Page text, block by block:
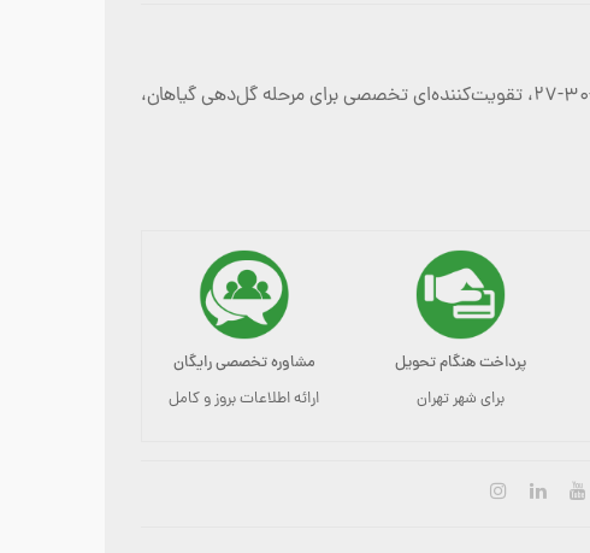
کود Additive Feeding Booster ، با فرمول قدرتمند 0-30-27، تقویت‌کننده‌ای تخصصی برای مرحله گل‌دهی گیاهان،
پرداخت هنگام تحویل
برای شهر تهران
مشاوره تخصصی رایگان
ارائه اطلاعات بروز و کامل